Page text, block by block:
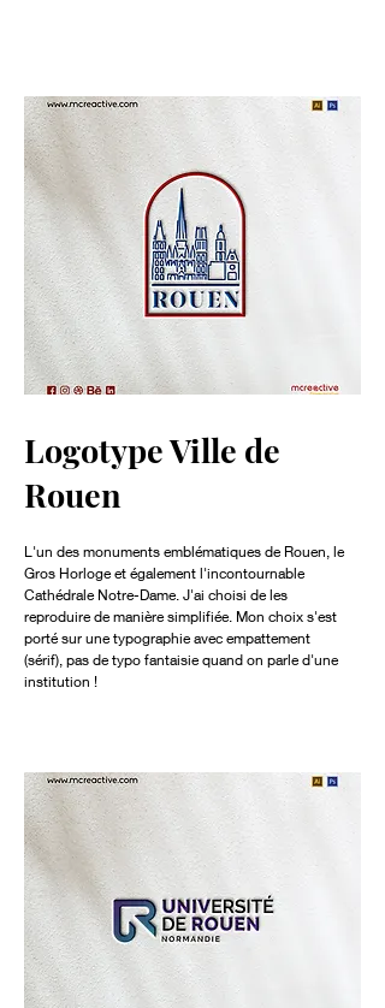
Logotype Ville de
Rouen
L'un des monuments emblématiques de Rouen, le
Gros Horloge et également l'incontournable
Cathédrale Notre-Dame. J'ai choisi de les
reproduire de manière simplifiée. Mon choix s'est
porté sur une typographie avec empattement
(sérif), pas de typo fantaisie quand on parle d'une
institution !